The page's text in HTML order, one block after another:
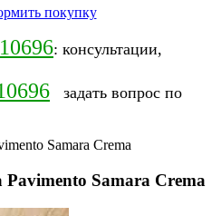
покупку
: консультации,
задать вопрос по
Samara Crema
Pavimento Samara Crema